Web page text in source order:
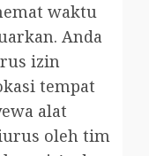
waktu
Anda
izin
tempat
alat
oleh tim